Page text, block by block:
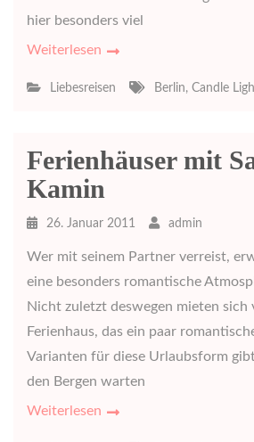
hier besonders viel
Weiterlesen
Liebesreisen Berlin, Candle
Ferienhäuser mit
Kamin
26. Januar 2011 admin
Wer mit seinem Partner verreist,
eine besonders romantische
Nicht zuletzt deswegen mieten sich
Ferienhaus, das ein paar
Varianten für diese Urlaubsform
den Bergen warten
Weiterlesen